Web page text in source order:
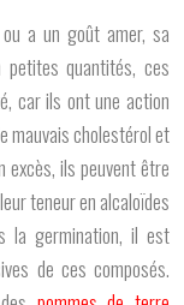
a un goût amer, sa
quantités, ces
car ils ont une action
mauvais cholestérol et
excès, ils peuvent être
teneur en alcaloïdes
la germination, il est
de ces composés.